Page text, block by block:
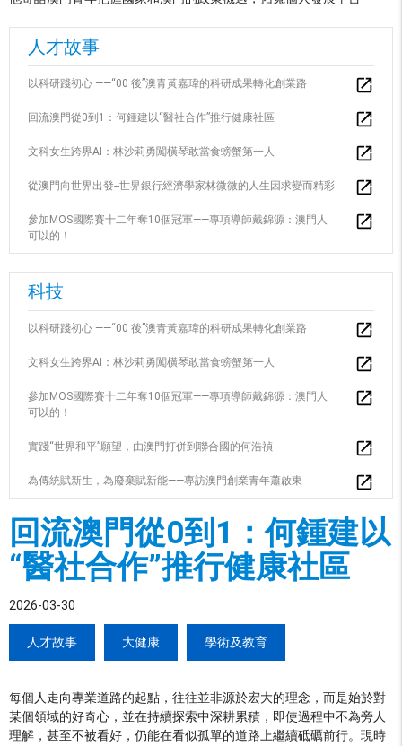
人才故事
以科研踐初心 ——“00 後”澳青黃嘉瑋的科研成果轉化創業路
回流澳門從0到1：何鍾建以“醫社合作”推行健康社區
文科女生跨界AI：林沙莉勇闖橫琴敢當食螃蟹第一人
從澳門向世界出發--世界銀行經濟學家林微微的人生因求變而精彩
參加MOS國際賽十二年奪10個冠軍——專項導師戴錦源：澳門人
可以的！
科技
以科研踐初心 ——“00 後”澳青黃嘉瑋的科研成果轉化創業路
文科女生跨界AI：林沙莉勇闖橫琴敢當食螃蟹第一人
參加MOS國際賽十二年奪10個冠軍——專項導師戴錦源：澳門人
可以的！
實踐“世界和平”願望，由澳門打併到聯合國的何浩禎
為傳統賦新生，為廢棄賦新能——專訪澳門創業青年蕭啟東
回流澳門從0到1：何鍾建以
“醫社合作”推行健康社區
2026-03-30
人才故事 大健康 學術及教育
每個人走向專業道路的起點，往往並非源於宏大的理念，而是始於對
某個領域的好奇心，並在持續探索中深耕累積，即使過程中不為旁人
理解，甚至不被看好，仍能在看似孤單的道路上繼續砥礪前行。現時